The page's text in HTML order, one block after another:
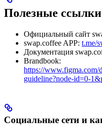
Полезные ссылки
Официальный сайт
swap.coffee APP: t.me/
Документация
Brandbook:
https://www.figma.com/
guideline?node-id=0-
Социальные сети и